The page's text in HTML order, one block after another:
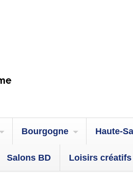
Bourgogne Haute-
Salons BD Loisirs créatifs